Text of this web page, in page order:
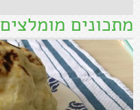
מתכונים מומלצים